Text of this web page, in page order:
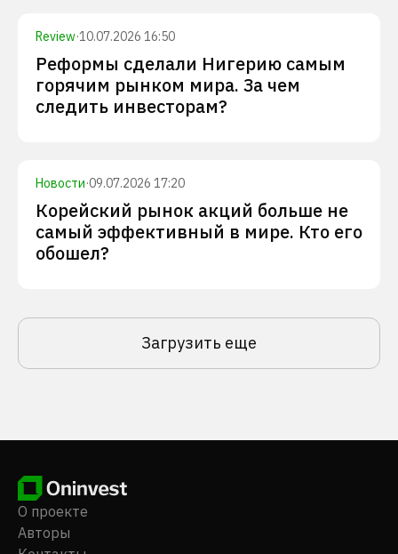
Review·10.07.2026 16:50
Реформы сделали Нигерию самым
горячим рынком мира. За чем
следить инвесторам?
Новости·09.07.2026 17:20
Корейский рынок акций больше не
самый эффективный в мире. Кто его
обошел?
Загрузить еще
О проекте
Авторы